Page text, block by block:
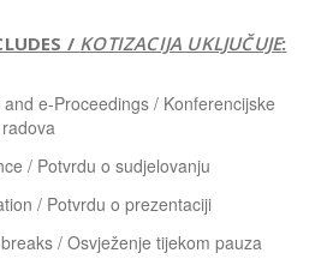
/ KOTIZACIJA UKLJUČUJE:
e-Proceedings / Konferencijske
/ Potvrdu o sudjelovanju
/ Potvrdu o prezentaciji
/ Osvježenje tijekom pauza